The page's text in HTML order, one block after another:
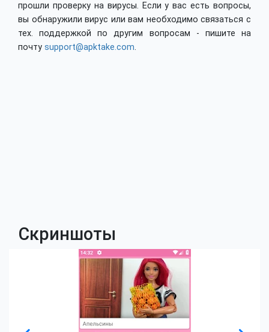
прошли проверку на вирусы. Если у вас есть вопросы,
вы обнаружили вирус или вам необходимо связаться с
тех. поддержкой по другим вопросам - пишите на
почту support@apktake.com.
Скриншоты